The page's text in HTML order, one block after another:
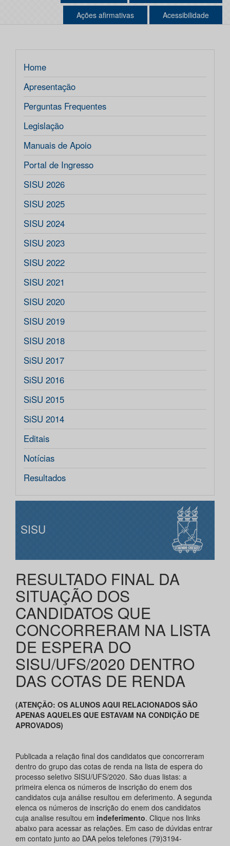
Ações afirmativas Acessibilidade
Home
Apresentação
Perguntas Frequentes
Legislação
Manuais de Apoio
Portal de Ingresso
SISU 2026
SISU 2025
SISU 2024
SISU 2023
SISU 2022
SISU 2021
SISU 2020
SISU 2019
SISU 2018
SiSU 2017
SiSU 2016
SiSU 2015
SiSU 2014
Editais
Notícias
Resultados
SISU
RESULTADO FINAL DA
SITUAÇÃO DOS
CANDIDATOS QUE
CONCORRERAM NA LISTA
DE ESPERA DO
SISU/UFS/2020 DENTRO
DAS COTAS DE RENDA
(ATENÇÃO: OS ALUNOS AQUI RELACIONADOS SÃO
APENAS AQUELES QUE ESTAVAM NA CONDIÇÃO DE
APROVADOS)
Publicada a relação final dos candidatos que concorreram
dentro do grupo das cotas de renda na lista de espera do
processo seletivo SISU/UFS/2020. São duas listas: a
primeira elenca os números de inscrição do enem dos
candidatos cuja análise resultou em deferimento. A segunda
elenca os números de inscrição do enem dos candidatos
cuja analise resultou em indeferimento. Clique nos links
abaixo para acessar as relações. Em caso de dúvidas entrar
em contato junto ao DAA pelos telefones (79)3194-